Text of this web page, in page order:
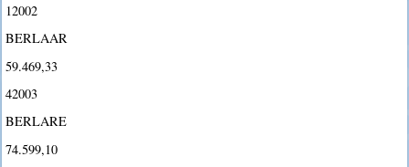
12002
BERLAAR
59.469,33
42003
BERLARE
74.599,10